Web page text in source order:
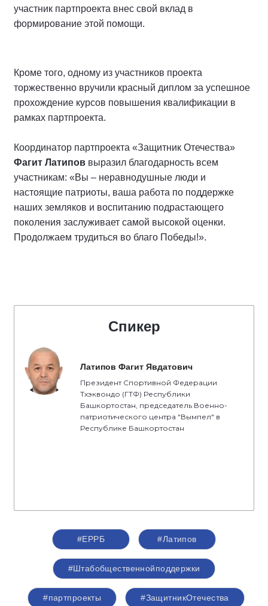
участник партпроекта внес свой вклад в
формирование этой помощи.
Кроме того, одному из участников проекта
торжественно вручили красный диплом за успешное
прохождение курсов повышения квалификации в
рамках партпроекта.
Координатор партпроекта «Защитник Отечества»
Фагит Латипов выразил благодарность всем
участникам: «Вы – неравнодушные люди и
настоящие патриоты, ваша работа по поддержке
наших земляков и воспитанию подрастающего
поколения заслуживает самой высокой оценки.
Продолжаем трудиться во благо Победы!».
Спикер
Латипов Фагит Явдатович
Президент Спортивной Федерации
Тхэквондо (ГТФ) Республики
Башкортостан, председатель Военно-
патриотического центра "Вымпел" в
Республике Башкортостан
#ЕРРБ #Латипов
#Штабобщественнойподдержки
#партпроекты #ЗащитникОтечества